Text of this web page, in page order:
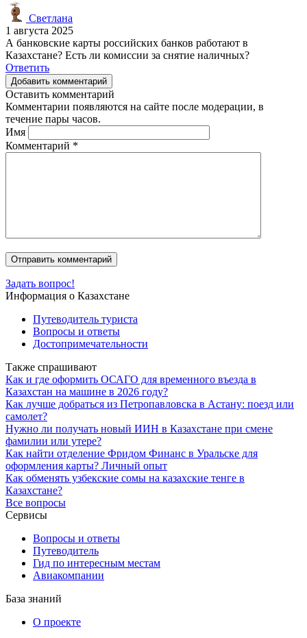
Светлана
1 августа 2025
А банковские карты российских банков работают в
Казахстане? Есть ли комиссии за снятие наличных?
Ответить
Добавить комментарий
Оставить комментарий
Комментарии появляются на сайте после модерации, в
течение пары часов.
Имя
Комментарий *
Задать вопрос!
Информация о Казахстане
Путеводитель туриста
Вопросы и ответы
Достопримечательности
Также спрашивают
Как и где оформить ОСАГО для временного въезда в
Казахстан на машине в 2026 году?
Как лучше добраться из Петропавловска в Астану: поезд или
самолет?
Нужно ли получать новый ИИН в Казахстане при смене
фамилии или утере?
Как найти отделение Фридом Финанс в Уральске для
оформления карты? Личный опыт
Как обменять узбекские сомы на казахские тенге в
Казахстане?
Все вопросы
Сервисы
Вопросы и ответы
Путеводитель
Гид по интересным местам
Авиакомпании
База знаний
О проекте